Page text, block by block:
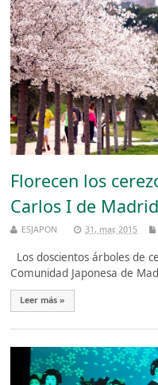
Florecen los
Carlos I de Madrid
ESJAPON 31, mar, 2015
Los doscientos árboles de
Comunidad Japonesa de
Leer más »